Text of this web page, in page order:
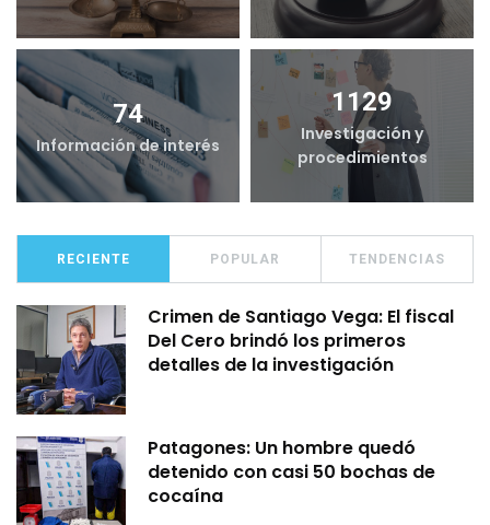
74
Información de interés
1129
Investigación y
procedimientos
RECIENTE POPULAR TENDENCIAS
Crimen de Santiago Vega: El fiscal
Del Cero brindó los primeros
detalles de la investigación
Patagones: Un hombre quedó
detenido con casi 50 bochas de
cocaína